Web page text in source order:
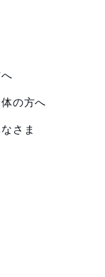
の方へ
さま